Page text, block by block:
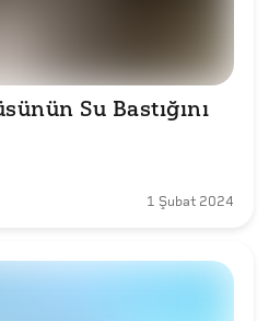
Su Bastığını
1 Şubat 2024